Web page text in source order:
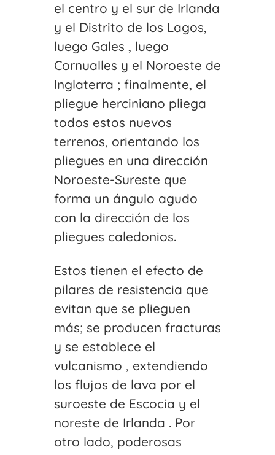
el centro y el sur de Irlanda
y el Distrito de los Lagos,
luego Gales , luego
Cornualles y el Noroeste de
Inglaterra ; finalmente, el
pliegue herciniano pliega
todos estos nuevos
terrenos, orientando los
pliegues en una dirección
Noroeste-Sureste que
forma un ángulo agudo
con la dirección de los
pliegues caledonios.
Estos tienen el efecto de
pilares de resistencia que
evitan que se plieguen
más; se producen fracturas
y se establece el
vulcanismo , extendiendo
los flujos de lava por el
suroeste de Escocia y el
noreste de Irlanda . Por
otro lado, poderosas